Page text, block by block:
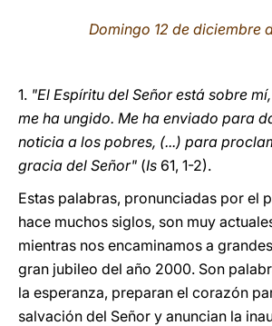
Domingo 12 de diciembre
1. "El Espíritu del Señor está sobre
me ha ungido. Me ha enviado para
noticia a los pobres, (...) para
gracia del Señor" (Is 61, 1-2).
Estas palabras, pronunciadas por el
hace muchos siglos, son muy
mientras nos encaminamos a
gran jubileo del año 2000. Son
la esperanza, preparan el corazón
salvación del Señor y anuncian la